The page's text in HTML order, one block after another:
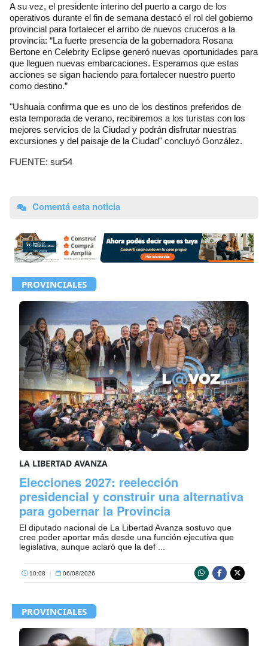
A su vez, el presidente interino del puerto a cargo de los
operativos durante el fin de semana destacó el rol del gobierno
provincial para fortalecer el arribo de nuevos cruceros a la
provincia: “La fuerte presencia de la gobernadora Rosana
Bertone en Celebrity Eclipse generó nuevas oportunidades para
que lleguen nuevas embarcaciones. Esperamos que estas
acciones se sigan haciendo para fortalecer nuestro puerto
como destino.”
"Ushuaia confirma que es uno de los destinos preferidos de
esta temporada de verano, recibiremos a los turistas con los
mejores servicios de la Ciudad y podrán disfrutar nuestras
excursiones y del paisaje de la Ciudad" concluyó González.
FUENTE: sur54
Comentá esta noticia
PROVINCIALES
LA LIBERTAD AVANZA
Elecciones 2027: reelección
presidencial y construir una alternativa
para gobernar la Provincia
El diputado nacional de La Libertad Avanza sostuvo que
cree poder aportar más desde una función ejecutiva que
legislativa, aunque aclaró que la def ...
10:08 | 06/08/2026
PROVINCIALES